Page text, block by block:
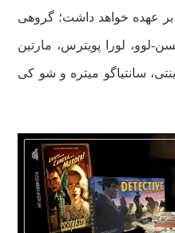
عهده خواهد داشت؛ گروهی
لوو، لورا پویترس، مارتین
سانتیاگو میتره و شو کی